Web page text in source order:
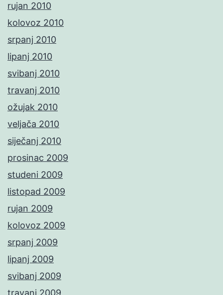
rujan 2010
kolovoz 2010
srpanj 2010
lipanj 2010
svibanj 2010
travanj 2010
ožujak 2010
veljača 2010
siječanj 2010
prosinac 2009
studeni 2009
listopad 2009
rujan 2009
kolovoz 2009
srpanj 2009
lipanj 2009
svibanj 2009